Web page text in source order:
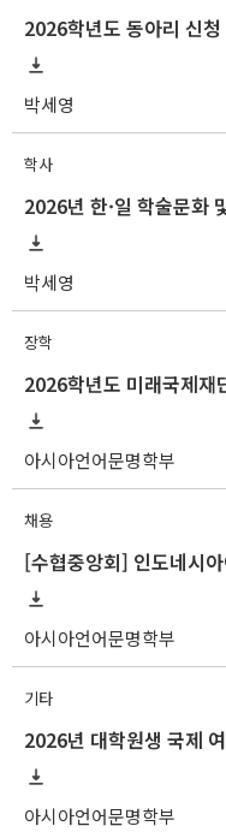
2026학년도 동아리 신
박세영
학사
2026년 한·일 학술문화
박세영
장학
2026학년도 미래국제
아시아언어문명학부
채용
[수협중앙회] 인도네시
아시아언어문명학부
기타
2026년 대학원생 국제
아시아언어문명학부